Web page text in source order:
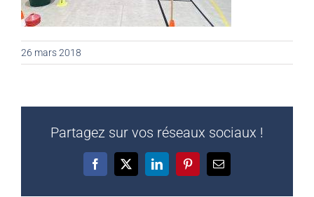
26 mars 2018
Partagez sur vos réseaux sociaux !
Facebook
X LinkedInPinterestEmail